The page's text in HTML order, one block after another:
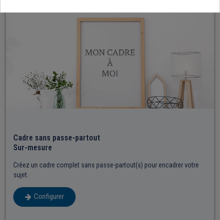
Cadre sans passe-partout
Sur-mesure
Créez un cadre complet sans passe-partout(s) pour encadrer votre
sujet.
Configurer